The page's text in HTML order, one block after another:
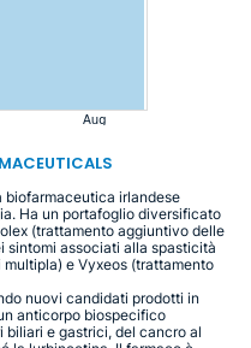
irlandese
Ha un portafoglio diversificato
(trattamento aggiuntivo delle
sintomi associati alla spasticità
e Vyxeos (trattamento
nuovi candidati prodotti in
anticorpo biospecifico
biliari e gastrici, del cancro al